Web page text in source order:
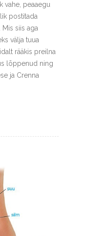
vahe, peaaegu
postitada
siis aga
välja tuua
rääkis preilna
lõppenud ning
ja Crenna